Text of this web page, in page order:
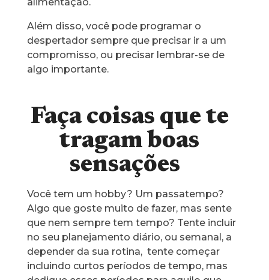
alimentação.
Além disso, você pode programar o
despertador sempre que precisar ir a um
compromisso, ou precisar lembrar-se de
algo importante.
Faça coisas que te
tragam boas
sensações
Você tem um hobby? Um passatempo?
Algo que goste muito de fazer, mas sente
que nem sempre tem tempo? Tente incluir
no seu planejamento diário, ou semanal, a
depender da sua rotina, tente começar
incluindo curtos períodos de tempo, mas